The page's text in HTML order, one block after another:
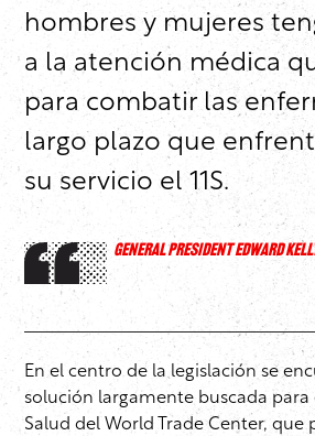
hombres y mujeres
a la atención médica
para combatir las
largo plazo que
su servicio el 11S.
GENERAL PRESIDENT EDWARD
En el centro de la legislación se
solución largamente buscada para
Salud del World Trade Center, que